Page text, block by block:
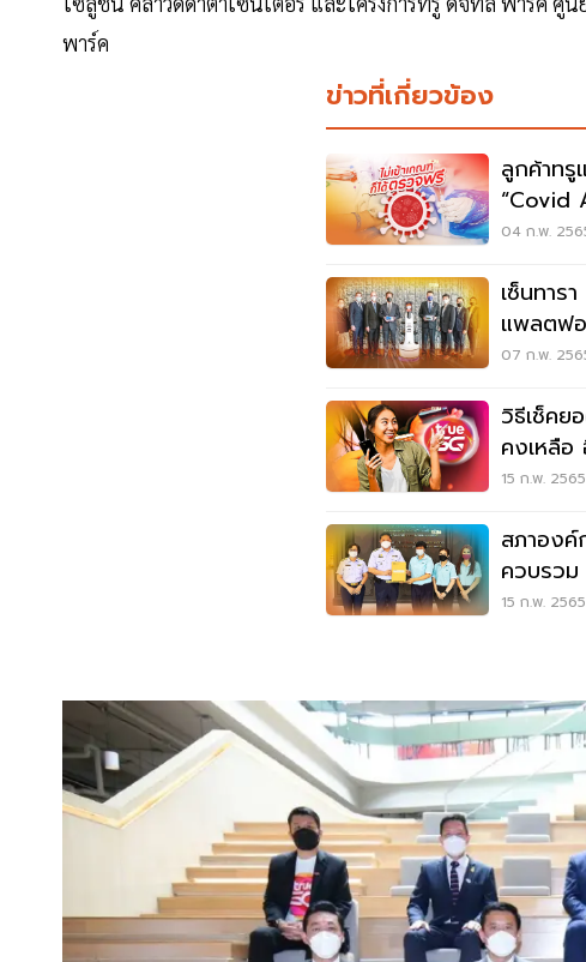
พาร์ค
ข่าวที่เกี่ยวข้อง
ลูกค้าทรู
“Covid
ฟรี
04 ก.พ.
เซ็นทาร
แพลตฟ
07 ก.พ.
วิธีเช็คย
คงเหลือ
15 ก.พ.
สภาองค์
ควบรว
ชุดใหม่
15 ก.พ.